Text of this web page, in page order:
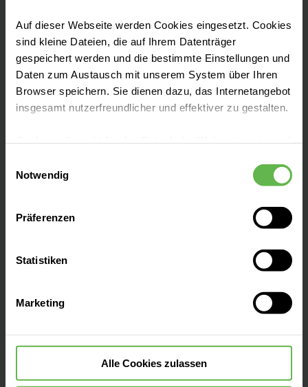
Auf dieser Webseite werden Cookies eingesetzt. Cookies
sind kleine Dateien, die auf Ihrem Datenträger
gespeichert werden und die bestimmte Einstellungen und
Daten zum Austausch mit unserem System über Ihren
Browser speichern. Sie dienen dazu, das Internetangebot
insgesamt nutzerfreundlicher und effektiver zu gestalten.
eingesetzt werden.
Es steht Ihnen frei, unsere Seite mit nur den notwendigen
Cookies zu benutzen, eine individuelle Auswahl
oder durch Auswahl von „Alle Cookies akzeptieren“ in die
widerrufen.
Notwendig
Präferenzen
Statistiken
Marketing
Alle Cookies zulassen
mehr als 50 Fachbereichen, Zentren und
Instituten liegt am grünen Stadtrand von
Berlin.
Leistungen finden
Unser Haus
Helios Umwelt